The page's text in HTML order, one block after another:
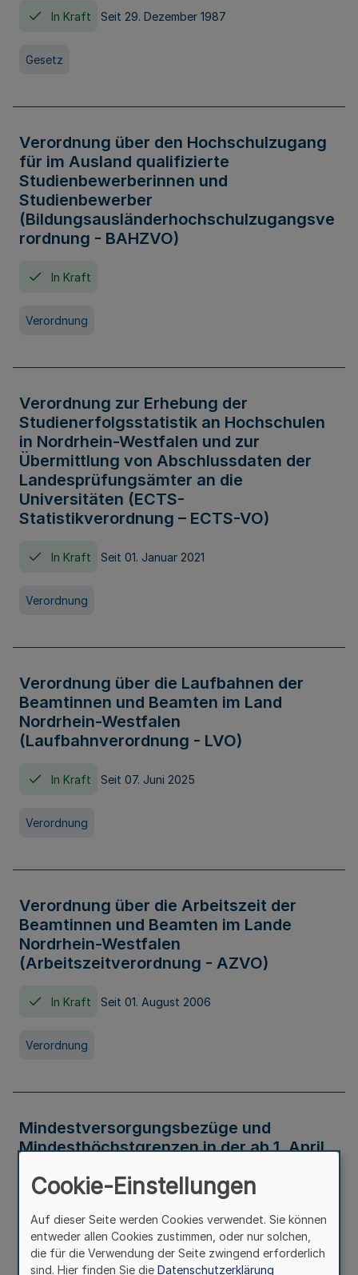
In Kraft Seit 29. Dezember 1987
Gesetz
Verordnung über den Hochschulzugang
für im Ausland qualifizierte
Studienbewerberinnen und
Studienbewerber
(Bildungsausländerhochschulzugangsve
rordnung - BAHZVO)
In Kraft
Verordnung
Verordnung zur Erhebung der
Studienerfolgsstatistik an Hochschulen
in Nordrhein-Westfalen und zur
Übermittlung von Abschlussdaten der
Landesprüfungsämter an die
Universitäten (ECTS-
Statistikverordnung – ECTS-VO)
In Kraft Seit 01. Januar 2021
Verordnung
Verordnung über die Laufbahnen der
Beamtinnen und Beamten im Land
Nordrhein-Westfalen
(Laufbahnverordnung - LVO)
In Kraft Seit 07. Juni 2025
Verordnung
Verordnung über die Arbeitszeit der
Beamtinnen und Beamten im Lande
Nordrhein-Westfalen
(Arbeitszeitverordnung - AZVO)
In Kraft Seit 01. August 2006
Verordnung
Mindestversorgungsbezüge und
Mindesthöchstgrenzen in der ab 1. April
Verwaltungsvorschrift
Cookie-Einstellungen
Auf dieser Seite werden Cookies verwendet. Sie können
entweder allen Cookies zustimmen, oder nur solchen,
die für die Verwendung der Seite zwingend erforderlich
sind. Hier finden Sie die Datenschutzerklärung